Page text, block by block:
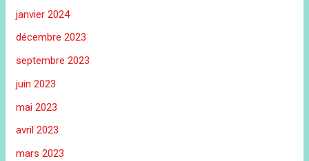
janvier 2024
décembre 2023
septembre 2023
juin 2023
mai 2023
avril 2023
mars 2023